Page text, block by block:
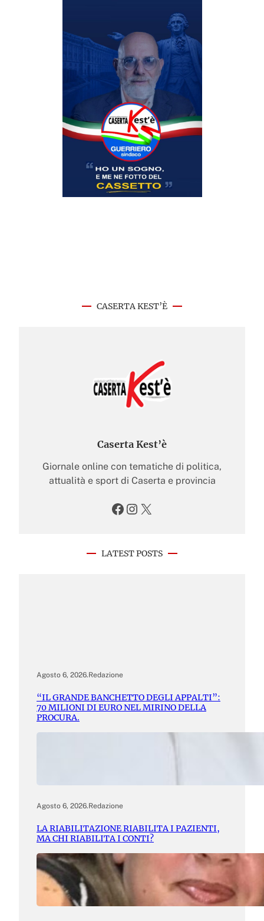
CASERTA KEST’È
Caserta Kest’è
Giornale online con tematiche di politica,
attualità e sport di Caserta e provincia
Facebook Instagram X
LATEST POSTS
Agosto 6, 2026.Redazione
“IL GRANDE BANCHETTO DEGLI APPALTI”:
70 MILIONI DI EURO NEL MIRINO DELLA
PROCURA.
Agosto 6, 2026.Redazione
LA RIABILITAZIONE RIABILITA I PAZIENTI,
MA CHI RIABILITA I CONTI?